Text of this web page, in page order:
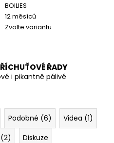
BOILIES
12 měsíců
Zvolte variantu
ŘADY
i pikantně pálivé
Podobné (6)
Videa (1)
Diskuze